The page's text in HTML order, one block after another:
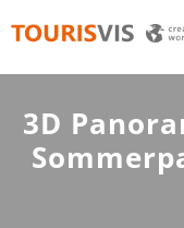
3D Panoramakarten
3D